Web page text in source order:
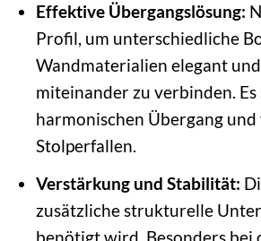
Effektive Übergangslösung:
Profil, um unterschiedliche
Wandmaterialien elegant
miteinander zu verbinden.
harmonischen Übergang
Stolperfallen.
Verstärkung und Stabilität:
zusätzliche strukturelle